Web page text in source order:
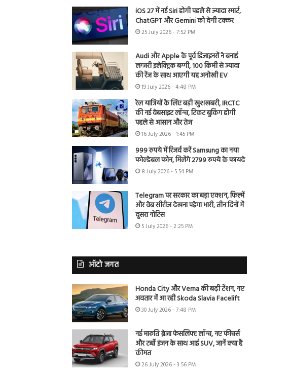
iOS 27 में नई Siri होगी पहले से ज्यादा स्मार्ट,
ChatGPT और Gemini को देगी टक्कर
25 July 2026 - 7:52 PM
Audi और Apple के पूर्व डिजाइनरों ने बनाई
लग्जरी इलेक्ट्रिक बग्गी, 100 किमी से ज्यादा
की रेंज के साथ आएगी यह अनोखी EV
19 July 2026 - 4:48 PM
रेल यात्रियों के लिए बड़ी खुशखबरी, IRCTC
की नई वेबसाइट लॉन्च, टिकट बुकिंग होगी
पहले से आसान और तेज
16 July 2026 - 1:45 PM
999 रुपये में रिजर्व करें Samsung का नया
फोल्डेबल फोन, मिलेंगे 2799 रुपये के फायदे
8 July 2026 - 5:54 PM
Telegram पर सरकार का बड़ा एक्शन, फिल्में
और वेब सीरीज देखना पड़ेगा भारी, तीन दिनों में
दूसरा नोटिस
5 July 2026 - 2:25 PM
ऑटो जगत
Honda City और Verna की बढ़ी टेंशन, नए
अवतार में आ रही Skoda Slavia Facelift
30 July 2026 - 7:48 PM
नई मारुति ब्रेजा फेसलिफ्ट लॉन्च, नए फीचर्स
और टर्बो इंजन के साथ आई SUV, जानें क्या है
कीमत
26 July 2026 - 3:56 PM